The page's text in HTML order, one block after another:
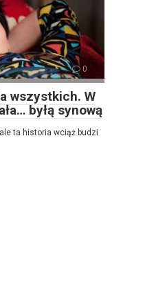
0
wszystkich. W
byłą synową
ta historia wciąż budzi